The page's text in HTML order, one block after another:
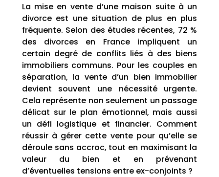
La mise en vente d’une maison suite à un
divorce est une situation de plus en plus
fréquente. Selon des études récentes, 72 %
des divorces en France impliquent un
certain degré de conflits liés à des biens
immobiliers communs. Pour les couples en
séparation, la vente d’un bien immobilier
devient souvent une nécessité urgente.
Cela représente non seulement un passage
délicat sur le plan émotionnel, mais aussi
un défi logistique et financier. Comment
réussir à gérer cette vente pour qu’elle se
déroule sans accroc, tout en maximisant la
valeur du bien et en prévenant
d’éventuelles tensions entre ex-conjoints ?